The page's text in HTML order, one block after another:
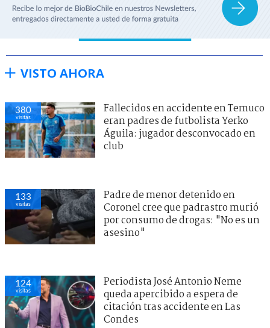
VISTO AHORA
380
visitas
Fallecidos en accidente en Temuco
eran padres de futbolista Yerko
Águila: jugador desconvocado en
club
133
visitas
Padre de menor detenido en
Coronel cree que padrastro murió
por consumo de drogas: "No es un
asesino"
124
visitas
Periodista José Antonio Neme
queda apercibido a espera de
citación tras accidente en Las
Condes